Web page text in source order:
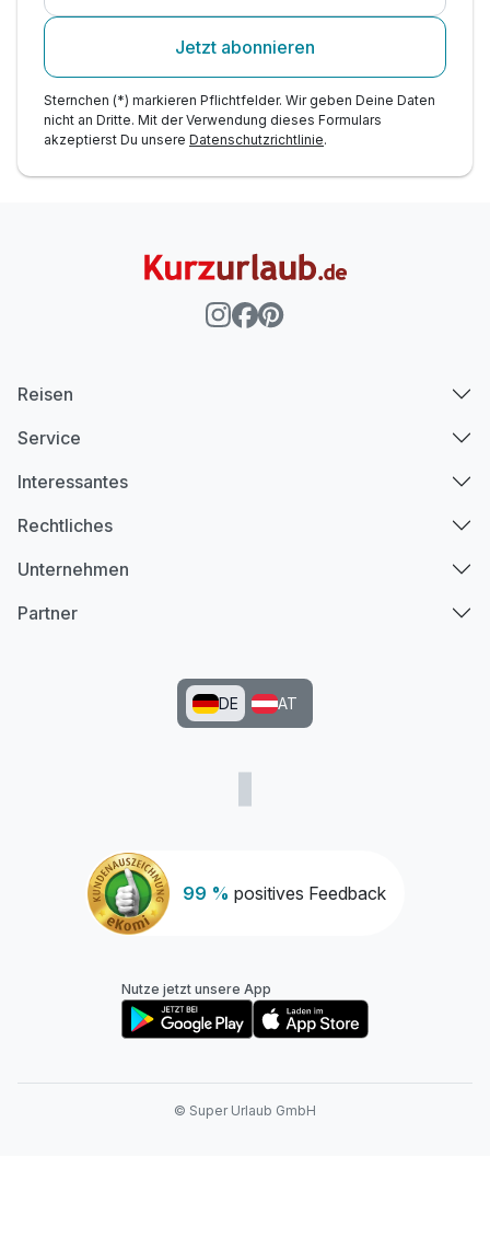
Jetzt abonnieren
Sternchen (*) markieren Pflichtfelder. Wir geben Deine Daten
nicht an Dritte. Mit der Verwendung dieses Formulars
akzeptierst Du unsere Datenschutzrichtlinie.
99 % positives Feedback
Reisen
Service
Interessantes
Rechtliches
Unternehmen
Partner
DE AT
Nutze jetzt unsere App
© Super Urlaub GmbH